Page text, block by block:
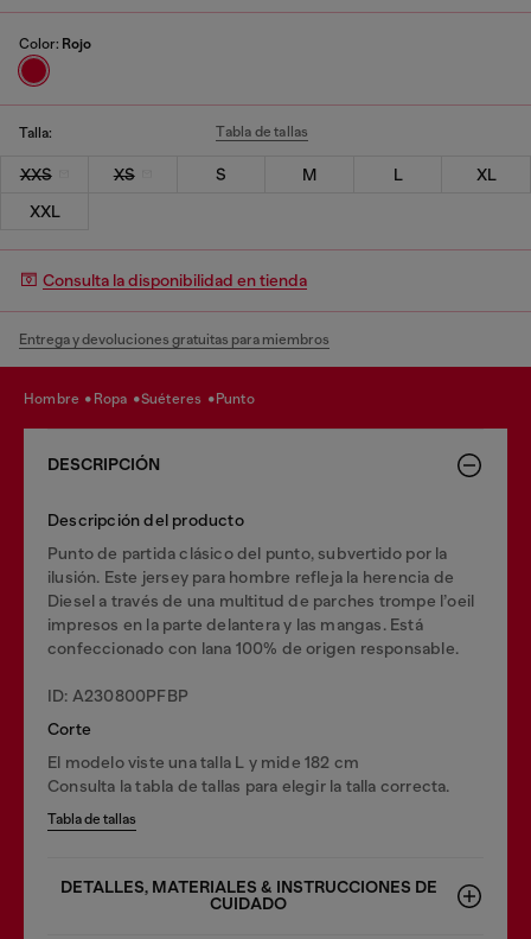
Color: Rojo
Talla: Tabla de tallas
XXS XS S M L
XL
XXL
Consulta la disponibilidad en tienda
Entrega y devoluciones gratuitas para miembros
hombre ropa suéteres punto
DESCRIPCIÓN
Descripción del producto
Punto de partida clásico del punto, subvertido por la
ilusión. Este jersey para hombre refleja la herencia de
Diesel a través de una multitud de parches trompe l’oeil
impresos en la parte delantera y las mangas. Está
confeccionado con lana 100% de origen responsable.
ID: A230800PFBP
Corte
El modelo viste una talla L y mide 182 cm
Consulta la tabla de tallas para elegir la talla correcta.
Tabla de tallas
DETALLES, MATERIALES & INSTRUCCIONES DE
CUIDADO